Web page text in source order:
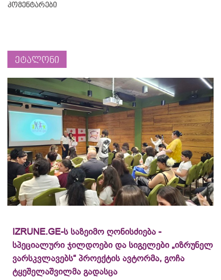
კომენტარები
ეტალონი
IZRUNE.GE-ს საზეიმო ღონისძიება -
სპეციალური ჯილდოები და სიგელები „იზრუნელ
ვარსკვლავებს“ პროექტის ავტორმა, გოჩა
ტყეშელაშვილმა გადასცა